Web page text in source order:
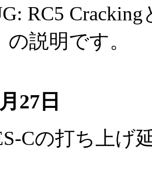
RC5
の説明です。
27日
Cの打ち上げ